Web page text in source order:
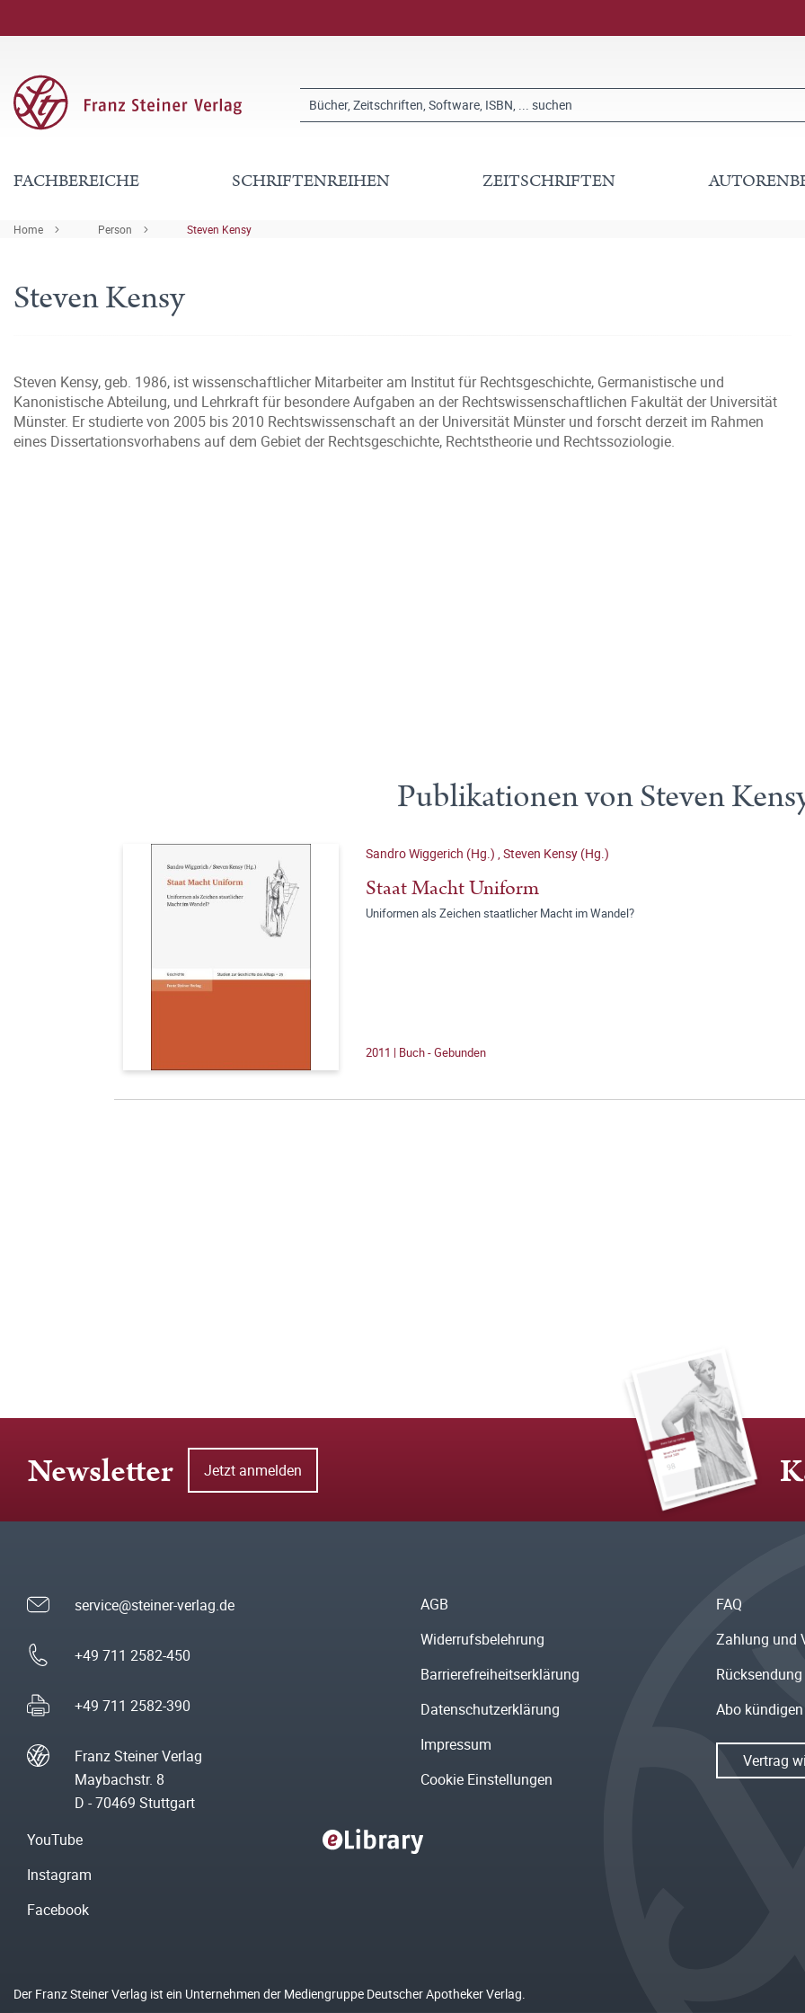
FACHBEREICHE SCHRIFTENREIHEN ZEITSCHRIFTEN
Home Person Steven Kensy
Steven Kensy
Steven Kensy, geb. 1986, ist wissenschaftlicher Mitarbeiter am Institut für Rechtsgeschichte, Germanistische und
Kanonistische Abteilung, und Lehrkraft für besondere Aufgaben an der Rechtswissenschaftlichen Fakultät der Universität
Münster. Er studierte von 2005 bis 2010 Rechtswissenschaft an der Universität Münster und forscht derzeit im Rahmen
eines Dissertationsvorhabens auf dem Gebiet der Rechtsgeschichte, Rechtstheorie und Rechtssoziologie.
Publikationen von Steven
Sandro Wiggerich (Hg.) ,Steven Kensy (Hg.)
Staat Macht Uniform
Uniformen als Zeichen staatlicher Macht im Wandel?
2011 | Buch - Gebunden
Newsletter Jetzt anmelden
service@steiner-verlag.de
+49 711 2582-450
+49 711 2582-390
Franz Steiner Verlag
Maybachstr. 8
D - 70469 Stuttgart
AGB
Widerrufsbelehrung
Barrierefreiheitserklärung
Datenschutzerklärung
Impressum
Cookie Einstellungen
FAQ
Zahlung und
Rücksendung
Abo kündigen
Vertrag
YouTube
Instagram
Facebook
Der Franz Steiner Verlag ist ein Unternehmen der Mediengruppe Deutscher Apotheker Verlag.